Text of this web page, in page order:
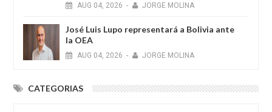
AUG 04, 2026 - JORGE MOLINA
José Luis Lupo representará a Bolivia ante
la OEA
AUG 04, 2026 - JORGE MOLINA
CATEGORIAS